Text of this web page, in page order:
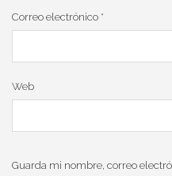
Correo electrónico *
Web
Guarda mi nombre, correo